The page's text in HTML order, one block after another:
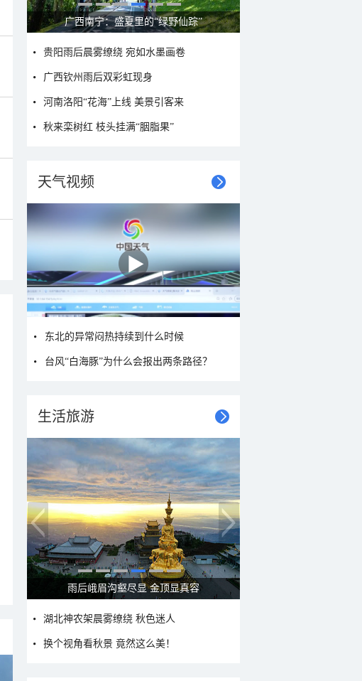
呼伦贝尔草原 藏着最治愈的蓝天白云
贵阳雨后晨雾缭绕 宛如水墨画卷
广西钦州雨后双彩虹现身
河南洛阳“花海”上线 美景引客来
秋来栾树红 枝头挂满“胭脂果”
天气视频
东北的异常闷热持续到什么时候
台风“白海豚”为什么会报出两条路径？
生活旅游
秋意浓 蓝天映衬下的哈尔滨伏尔加庄园
湖北神农架晨雾缭绕 秋色迷人
换个视角看秋景 竟然这么美！